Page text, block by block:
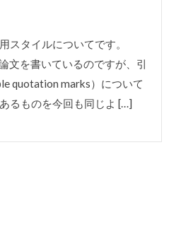
スタイルについてです。
文を書いているのですが、引
quotation marks）について
るものを今回も同じよ […]